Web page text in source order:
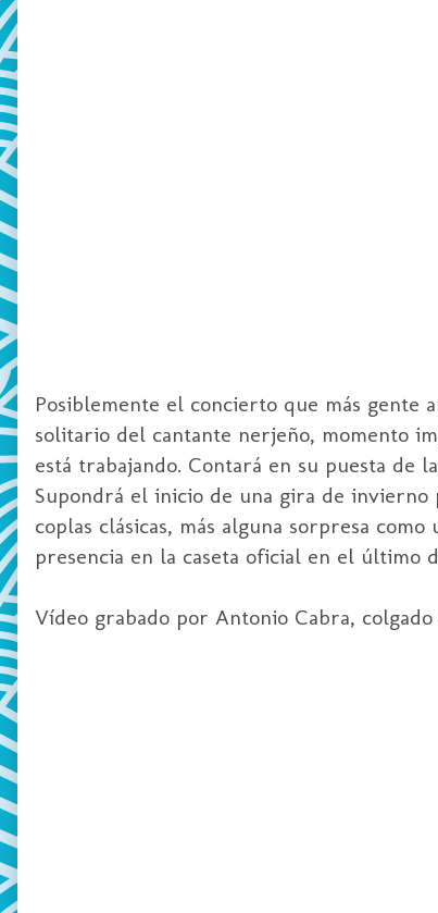
Posiblemente el concierto que más gente
solitario del cantante nerjeño, momento
está trabajando. Contará en su puesta de
Supondrá el inicio de una gira de
coplas clásicas, más alguna sorpresa
presencia en la caseta oficial en el último
Vídeo grabado por Antonio Cabra, colgado